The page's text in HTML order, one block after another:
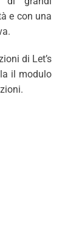
e con una
di Let’s
il modulo